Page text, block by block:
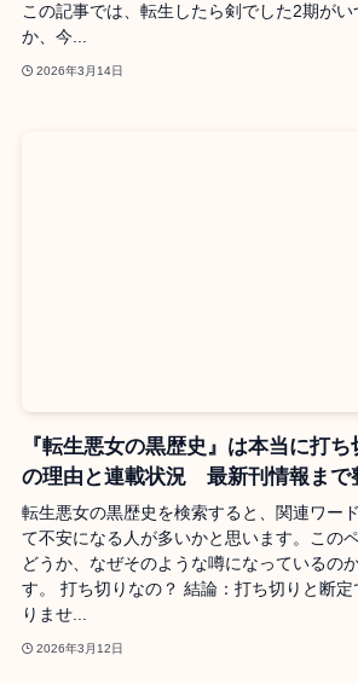
この記事では、転生したら剣でした2期が
か、今...
2026年3月14日
『転生悪女の黒歴史』は本当に打
の理由と連載状況 最新刊情報まで
転生悪女の黒歴史を検索すると、関連ワー
て不安になる人が多いかと思います。この
どうか、なぜそのような噂になっているの
す。 打ち切りなの？ 結論：打ち切りと断
りませ...
2026年3月12日